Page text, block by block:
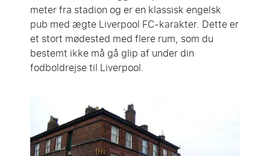
meter fra stadion og er en klassisk engelsk
pub med ægte Liverpool FC-karakter. Dette er
et stort mødested med flere rum, som du
bestemt ikke må gå glip af under din
fodboldrejse til Liverpool.